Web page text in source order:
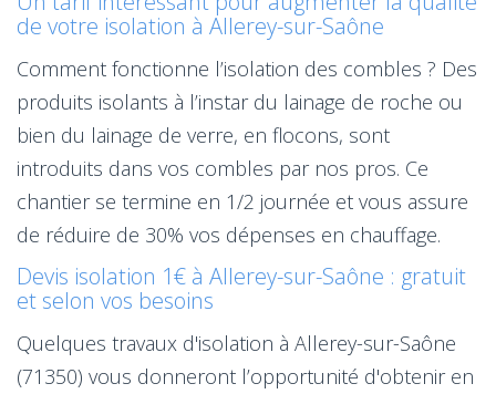
de votre isolation à Allerey-sur-Saône
Comment fonctionne l’isolation des combles ? Des
produits isolants à l’instar du lainage de roche ou
bien du lainage de verre, en flocons, sont
introduits dans vos combles par nos pros. Ce
chantier se termine en 1/2 journée et vous assure
de réduire de 30% vos dépenses en chauffage.
Devis isolation 1€ à Allerey-sur-Saône : gratuit
et selon vos besoins
Quelques travaux d'isolation à Allerey-sur-Saône
(71350) vous donneront l’opportunité d'obtenir en